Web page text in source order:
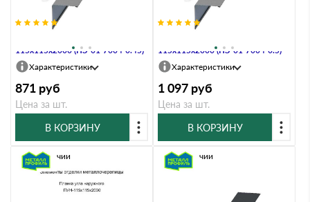
115х115х2000 (ПЭ-01-7004-0.45)
Характеристики
871 руб
Цена за шт.
В КОРЗИНУ
115х115х2000 (ПЭ-01-7004-0.5)
Характеристики
1 097 руб
Цена за шт.
В КОРЗИНУ
В наличии В наличии